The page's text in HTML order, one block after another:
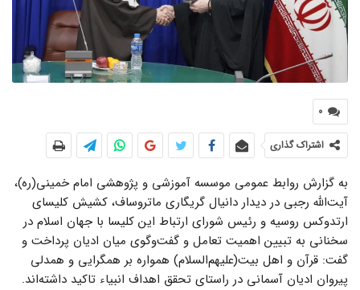
Previous Next
0
اشتراک گذاری
به گزارش روابط عمومی موسسه آموزشی و پژوهشی امام خمینی(ره)،
آیت‌الله رجبی در دیدار دانیال گریگاری ماتروساف، کشیش کلیسای
ارتدوکس روسیه و رئیس شورای ارتباط این کلیسا با جهان اسلام در
سخنانی به تبیین اهمیت تعامل و گفت‌وگوی میان ادیان پرداخت و
گفت: قرآن و اهل بیت(علیهم‌السلام) همواره بر همگرایی و همدلی
پیروان ادیان آسمانی در راستای تحقق اهداف انبیاء تاکید داشته‌اند.